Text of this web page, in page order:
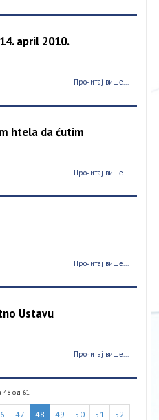
april 2010.
Прочитај више...
htela da ćutim
Прочитај више...
Прочитај више...
Ustavu
Прочитај више...
48 од 61
47 48 49 50 51
52